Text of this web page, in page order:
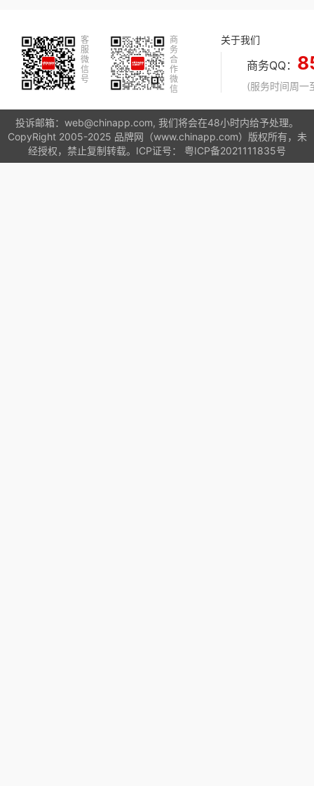
客
服
微
信
号
商
务
合
作
微
信
关于我们
商务QQ：
(服务时间周
投诉邮箱：web@chinapp.com, 我们将会在48小时内给予处理。
CopyRight 2005-2025 品牌网（www.chinapp.com）版权所有，未
经授权，禁止复制转载。ICP证号： 粤ICP备2021111835号